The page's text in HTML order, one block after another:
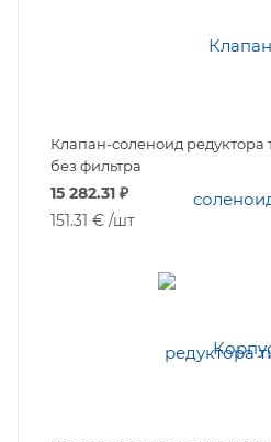
Клапан-соленоид редуктора
без фильтра
15 282.31₽
151.31 € /шт